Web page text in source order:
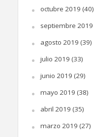
octubre 2019 (40)
septiembre 2019
agosto 2019 (39)
julio 2019 (33)
junio 2019 (29)
mayo 2019 (38)
abril 2019 (35)
marzo 2019 (27)